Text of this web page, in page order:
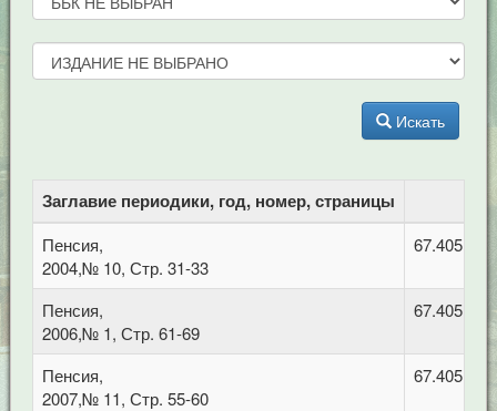
Искать
Заглавие периодики, год, номер, страницы
Пенсия,
2004,№ 10, Стр. 31-33
67.405
Пенсия,
2006,№ 1, Стр. 61-69
67.405
Пенсия,
2007,№ 11, Стр. 55-60
67.405